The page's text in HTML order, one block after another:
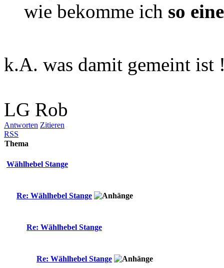
wie bekomme ich so
k.A. was damit gemeint ist
LG Rob
Antworten Zitieren
RSS
Thema
Wählhebel Stange
Re: Wählhebel Stange
Re: Wählhebel Stange
Re: Wählhebel Stange